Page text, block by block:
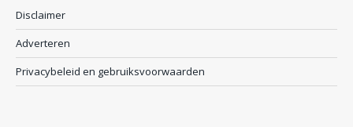
Disclaimer
Adverteren
Privacybeleid en gebruiksvoorwaarden